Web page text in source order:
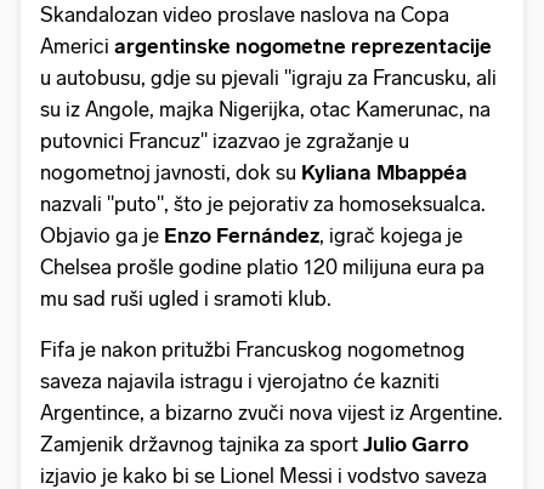
Skandalozan video proslave naslova na Copa
Americi argentinske nogometne reprezentacije
u autobusu, gdje su pjevali "igraju za Francusku, ali
su iz Angole, majka Nigerijka, otac Kamerunac, na
putovnici Francuz" izazvao je zgražanje u
nogometnoj javnosti, dok su Kyliana Mbappéa
nazvali "puto", što je pejorativ za homoseksualca.
Objavio ga je Enzo Fernández, igrač kojega je
Chelsea prošle godine platio 120 milijuna eura pa
mu sad ruši ugled i sramoti klub.
Fifa je nakon pritužbi Francuskog nogometnog
saveza najavila istragu i vjerojatno će kazniti
Argentince, a bizarno zvuči nova vijest iz Argentine.
Zamjenik državnog tajnika za sport Julio Garro
izjavio je kako bi se Lionel Messi i vodstvo saveza